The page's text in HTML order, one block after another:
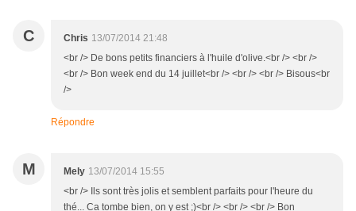
C Chris 13/07/2014 21:48
<br /> De bons petits financiers à l'huile d'olive.<br /> <br />
<br /> Bon week end du 14 juillet<br /> <br /> <br /> Bisous<br
/>
Répondre
M Mely 13/07/2014 15:55
<br /> Ils sont très jolis et semblent parfaits pour l'heure du
thé... Ca tombe bien, on y est ;)<br /> <br /> <br /> Bon